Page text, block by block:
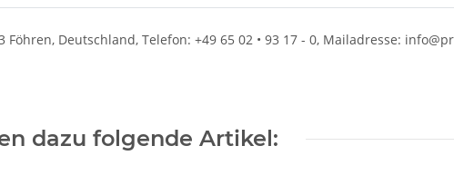
Deutschland, Telefon: +49 65 02 • 93 17 - 0, Mailadresse:
dazu folgende Artikel: